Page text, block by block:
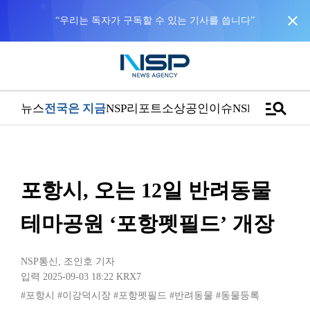
“우리는 독자가 구독할 수 있는 기사를 씁니다” close
뉴스전국은 지금NSP리포트소상공인이슈NSPTVmanage_search
포항시, 오는 12일 반려동물
테마공원 ‘포항펫필드’ 개장
NSP통신 , 조인호 기자
입력 2025-09-03 18:22 KRX7
#포항시
#이강덕시장 #포항펫필드 #반려동물 #동물등록